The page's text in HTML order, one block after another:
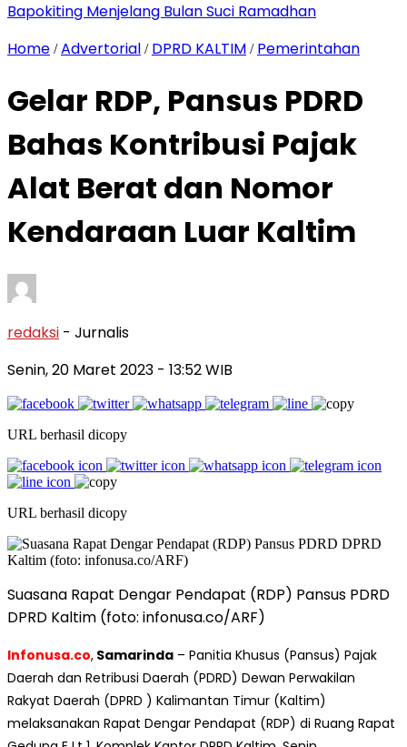
Bapokiting Menjelang Bulan Suci Ramadhan
Home /Advertorial / DPRD KALTIM / Pemerintahan
Gelar RDP, Pansus PDRD
Bahas Kontribusi Pajak
Alat Berat dan Nomor
Kendaraan Luar Kaltim
redaksi - Jurnalis
Senin, 20 Maret 2023 - 13:52 WIB
URL berhasil dicopy
URL berhasil dicopy
Suasana Rapat Dengar Pendapat (RDP) Pansus PDRD
DPRD Kaltim (foto: infonusa.co/ARF)
Infonusa.co, Samarinda – Panitia Khusus (Pansus) Pajak
Daerah dan Retribusi Daerah (PDRD) Dewan Perwakilan
Rakyat Daerah (DPRD ) Kalimantan Timur (Kaltim)
melaksanakan Rapat Dengar Pendapat (RDP) di Ruang Rapat